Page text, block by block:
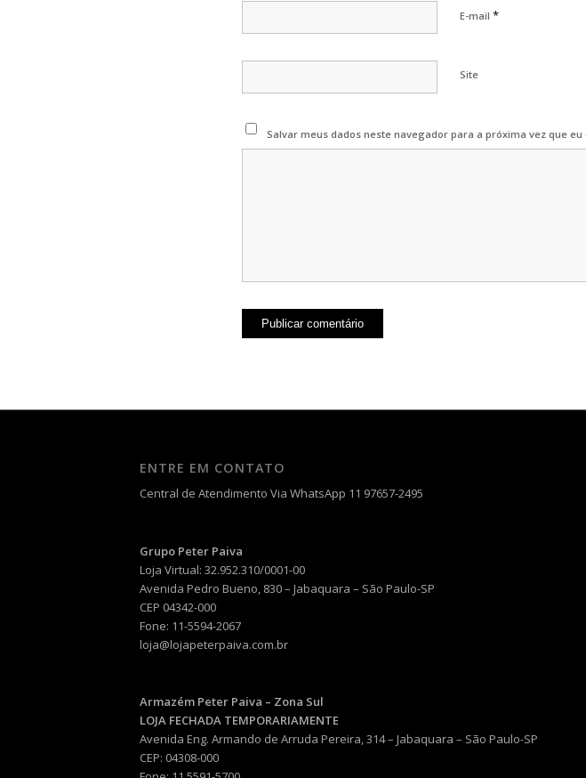
E-mail *
Site
Salvar meus dados neste navegador para a próxima vez que eu
ENTRE EM CONTATO
Central de Atendimento Via WhatsApp 11 97657-2495
Grupo Peter Paiva
Loja Virtual: 32.952.310/0001-00
Avenida Pedro Bueno, 830 – Jabaquara – São Paulo-SP
CEP 04342-000
Fone: 11-5594-2067
loja@lojapeterpaiva.com.br
Armazém Peter Paiva – Zona Sul
LOJA FECHADA TEMPORARIAMENTE
Avenida Eng. Armando de Arruda Pereira, 314 – Jabaquara – São Paulo-SP
CEP: 04308-000